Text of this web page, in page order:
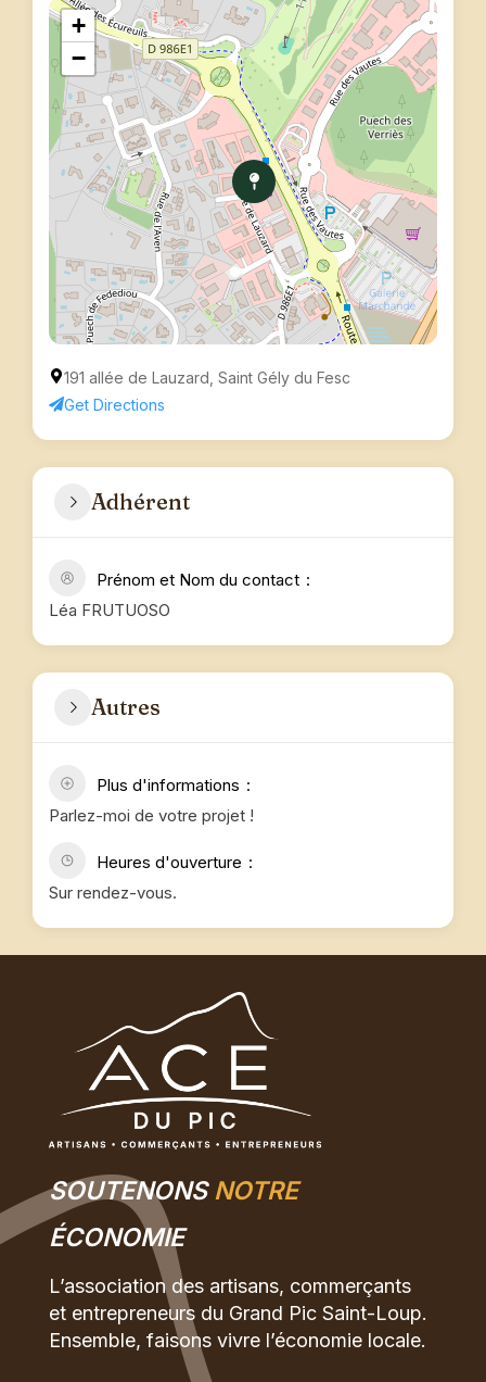
+
−
191 allée de Lauzard, Saint Gély du Fesc
Get Directions
Adhérent
Prénom et Nom du contact
Léa FRUTUOSO
Autres
Plus d'informations
Parlez-moi de votre projet !
Heures d'ouverture
Sur rendez-vous.
SOUTENONSNOTRE
ÉCONOMIE
L’association des artisans, commerçants
et entrepreneurs du Grand Pic Saint-Loup.
Ensemble, faisons vivre l’économie locale.